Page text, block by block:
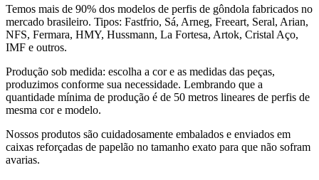
Temos mais de 90% dos modelos de perfis de gôndola fabricados no
mercado brasileiro. Tipos: Fastfrio, Sá, Arneg, Freeart, Seral, Arian,
NFS, Fermara, HMY, Hussmann, La Fortesa, Artok, Cristal Aço,
IMF e outros.
Produção sob medida: escolha a cor e as medidas das peças,
produzimos conforme sua necessidade. Lembrando que a
quantidade mínima de produção é de 50 metros lineares de perfis de
mesma cor e modelo.
Nossos produtos são cuidadosamente embalados e enviados em
caixas reforçadas de papelão no tamanho exato para que não sofram
avarias.